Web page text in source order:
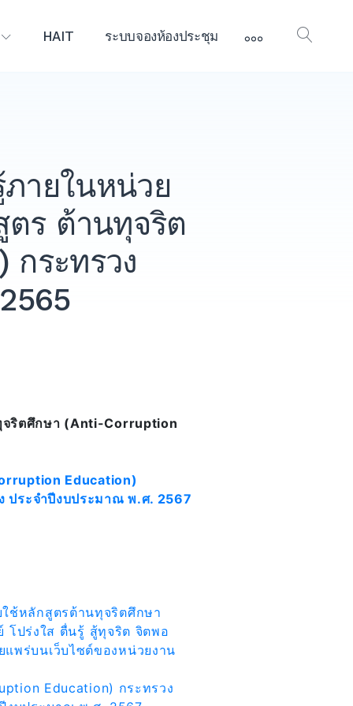
HAIT ระบบจองห้องประชุม More
ายในหน่วย
ตร ต้านทุจริต
ระทรวง
จริตศึกษา (Anti-Corruption
Education)
ประจำปีงบประมาณ พ.ศ. 2567
ช้หลักสูตรต้านทุจริตศึกษา
ปร่งใส ตื่นรู้ สู้ทุจริต จิตพอ
พร่บนเว็บไซต์ของหน่วยงาน
Education) กระทรวง